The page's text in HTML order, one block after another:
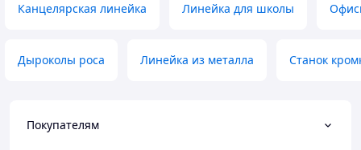
Канцелярская линейка Линейка для школы
Дыроколы роса Линейка из металла Станок
Покупателям